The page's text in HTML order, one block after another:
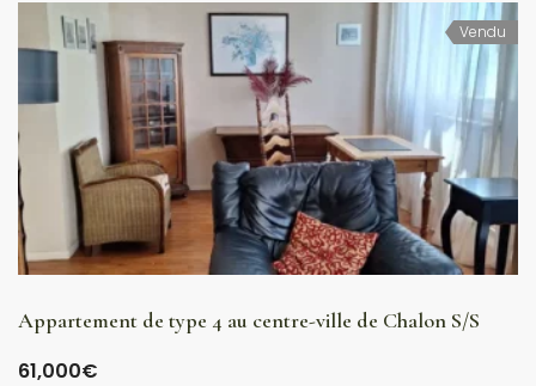
Vendu
Appartement de type 4 au centre-ville de Chalon S/S
61,000€